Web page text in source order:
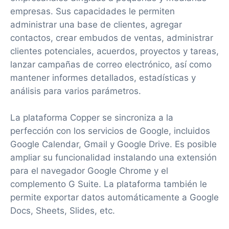
empresas. Sus capacidades le permiten
administrar una base de clientes, agregar
contactos, crear embudos de ventas, administrar
clientes potenciales, acuerdos, proyectos y tareas,
lanzar campañas de correo electrónico, así como
mantener informes detallados, estadísticas y
análisis para varios parámetros.
La plataforma Copper se sincroniza a la
perfección con los servicios de Google, incluidos
Google Calendar, Gmail y Google Drive. Es posible
ampliar su funcionalidad instalando una extensión
para el navegador Google Chrome y el
complemento G Suite. La plataforma también le
permite exportar datos automáticamente a Google
Docs, Sheets, Slides, etc.